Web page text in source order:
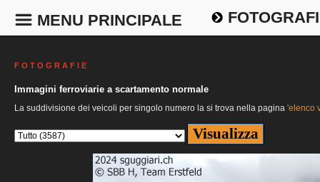
MENU PRINCIPALE
F O T O G R A F I E
Immagini ferroviarie a scartamento normale
La suddivisione dei veicoli per singolo numero la si trova nella pagina 'elenco